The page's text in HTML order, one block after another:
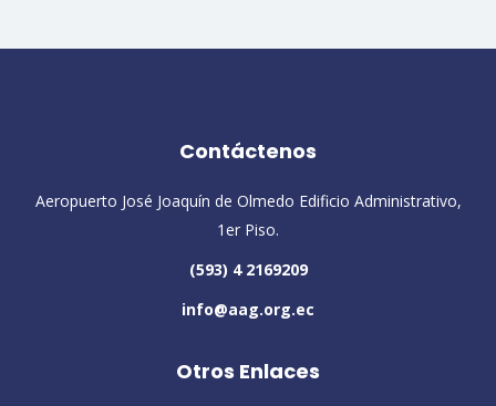
Contáctenos
Aeropuerto José Joaquín de Olmedo Edificio Administrativo,
1er Piso.
(593) 4 2169209
info@aag.org.ec
Otros Enlaces